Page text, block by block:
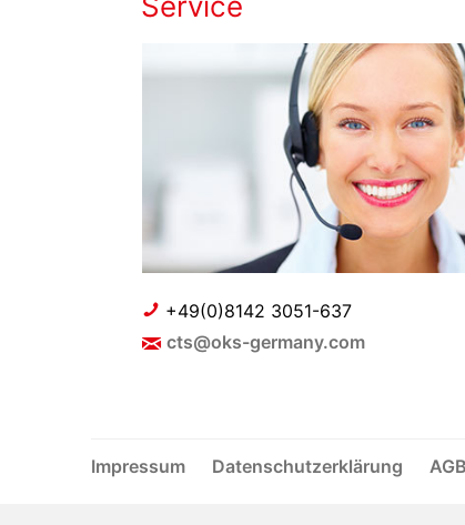
+49(0)8142 3051-637
cts@oks-germany.com
Impressum Datenschutzerklärung AGB